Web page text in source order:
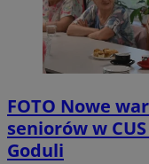
FOTO Nowe
seniorów w
Goduli